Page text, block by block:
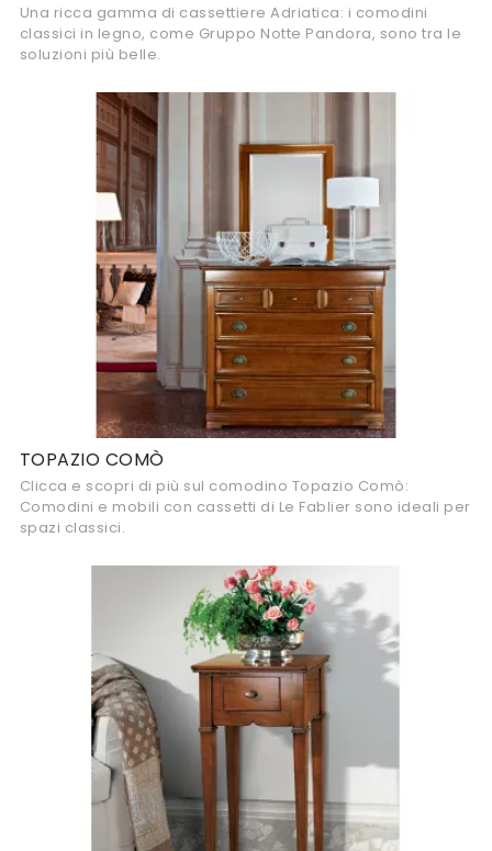
Una ricca gamma di cassettiere Adriatica: i comodini
classici in legno, come Gruppo Notte Pandora, sono tra le
soluzioni più belle.
TOPAZIO COMÒ
Clicca e scopri di più sul comodino Topazio Comò:
Comodini e mobili con cassetti di Le Fablier sono ideali per
spazi classici.